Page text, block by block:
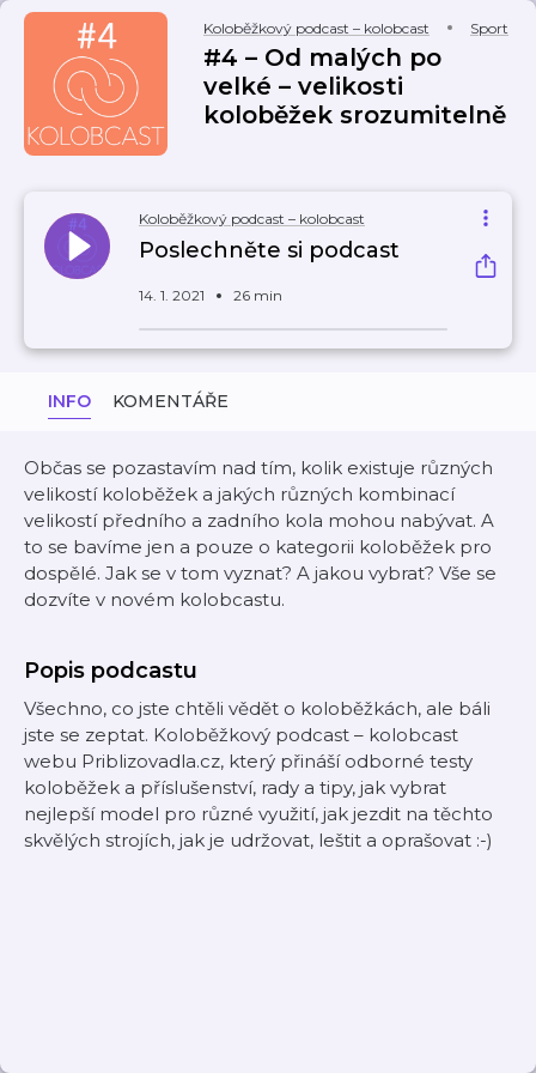
Koloběžkový podcast – kolobcast Sport
#4 – Od malých po
velké – velikosti
koloběžek srozumitelně
Koloběžkový podcast – kolobcast
Poslechněte si podcast
14. 1. 2021 26 min
INFO KOMENTÁŘE
Občas se pozastavím nad tím, kolik existuje různých
velikostí koloběžek a jakých různých kombinací
velikostí předního a zadního kola mohou nabývat. A
to se bavíme jen a pouze o kategorii koloběžek pro
dospělé. Jak se v tom vyznat? A jakou vybrat? Vše se
dozvíte v novém kolobcastu.
Popis podcastu
Všechno, co jste chtěli vědět o koloběžkách, ale báli
jste se zeptat. Koloběžkový podcast – kolobcast
webu Priblizovadla.cz, který přináší odborné testy
koloběžek a příslušenství, rady a tipy, jak vybrat
nejlepší model pro různé využití, jak jezdit na těchto
skvělých strojích, jak je udržovat, leštit a oprašovat :-)